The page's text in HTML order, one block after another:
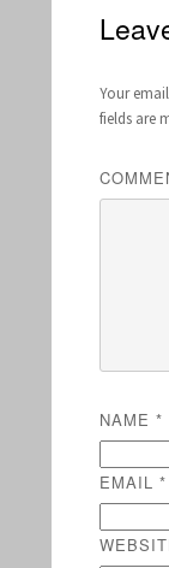
Your
fields are
NAME *
EMAIL *